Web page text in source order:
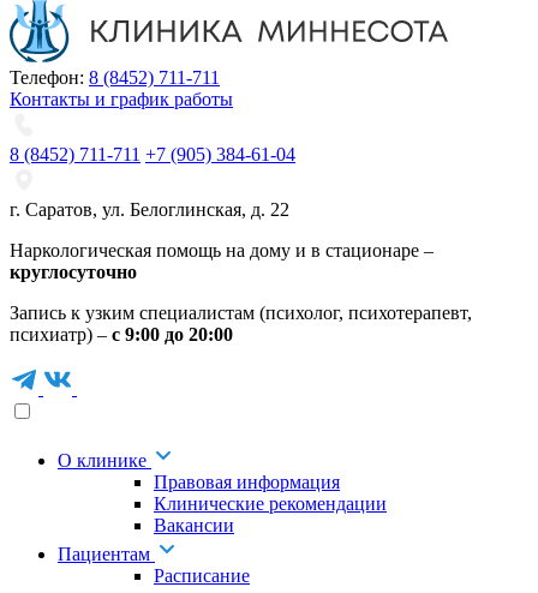
Телефон: 8 (8452) 711-711
Контакты и график работы
8 (8452) 711-711 +7 (905) 384-61-04
г. Саратов, ул. Белоглинская, д. 22
Наркологическая помощь на дому и в стационаре –
круглосуточно
Запись к узким специалистам (психолог, психотерапевт,
психиатр) – с 9:00 до 20:00
О клинике
Правовая информация
Клинические рекомендации
Вакансии
Пациентам
Расписание